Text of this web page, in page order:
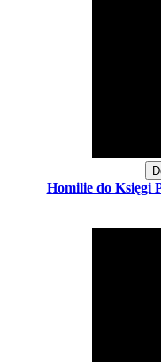
Homilie do Księgi